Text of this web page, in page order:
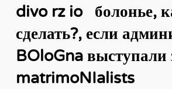
divo rz io
болонье,
сделать?, если
BOloGna выступали
matrimoNIalists